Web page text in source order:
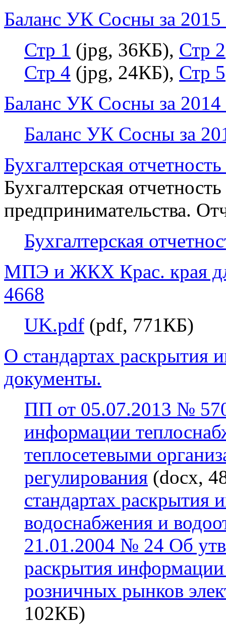
Баланс УК Сосны за 2015
Стр 1 (jpg, 36КБ), Стр 2
Стр 4 (jpg, 24КБ), Стр 5
Баланс УК Сосны за 2014
Баланс УК Сосны за
Бухгалтерская
Бухгалтерская
предпринимательства.
Бухгалтерская
МПЭ и ЖКХ Крас. края
4668
UK.pdf (pdf, 771КБ)
О стандартах
документы.
ПП от 05.07.2013 №
информации
теплосетевыми
регулирования (docx,
стандартах раскрытия
водоснабжения и
21.01.2004 № 24 Об
раскрытия
розничных рынков
102КБ)